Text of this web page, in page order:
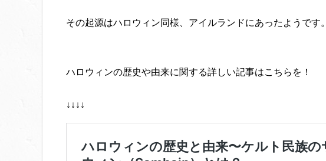
その起源はハロウィン同様、アイルランドにあったようです。
ハロウィンの歴史や由来に関する詳しい記事はこちらを！
↓↓↓↓